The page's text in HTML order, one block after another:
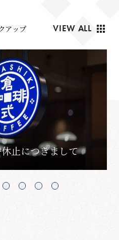
ア ッ プ VIEW ALL apps
止につきまして